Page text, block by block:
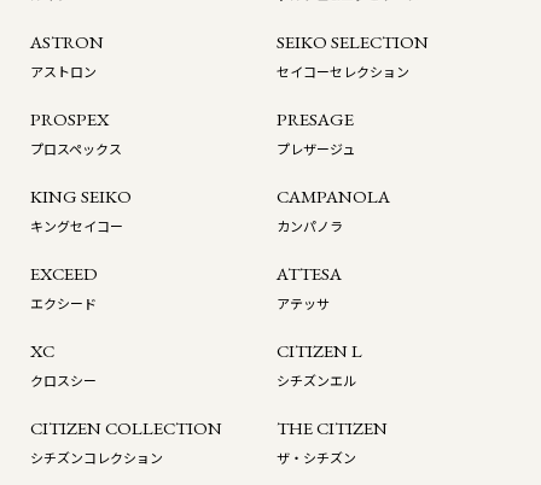
ASTRON
アストロン
SEIKO SELECTION
セイコーセレクション
PROSPEX
プロスペックス
PRESAGE
プレザージュ
KING SEIKO
キングセイコー
CAMPANOLA
カンパノラ
EXCEED
エクシード
ATTESA
アテッサ
XC
クロスシー
CITIZEN L
シチズンエル
CITIZEN COLLECTION
シチズンコレクション
THE CITIZEN
ザ・シチズン